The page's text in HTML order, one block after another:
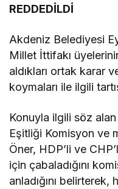
REDDEDİLDİ
Akdeniz Belediyesi
Millet İttifakı
aldıkları ortak karar
koymaları ile ilgili
Konuyla ilgili söz
Eşitliği Komisyon ve
Öner, HDP’li ve
için çabaladığını
anladığını